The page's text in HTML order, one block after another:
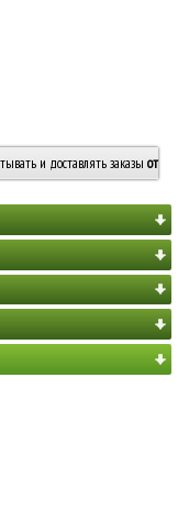
и доставлять заказы от